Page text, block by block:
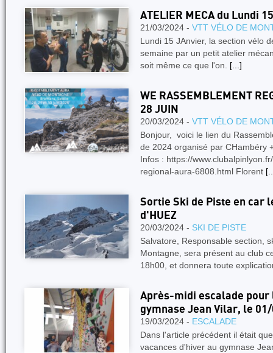
ATELIER MECA du Lundi
21/03/2024 - VTT VÉLO DE
Lundi 15 JAnvier, la section vélo
semaine par un petit atelier
soit même ce que l'on. [...]
WE RASSEMBLEMENT
28 JUIN
20/03/2024 - VTT VÉLO DE
Bonjour, voici le lien du
de 2024 organisé par CHambéry
Infos : https://
regional-aura-6808.html Florent
Sortie Ski de Piste en car
d'HUEZ
20/03/2024 - SKI DE PISTE
Salvatore, Responsable section,
Montagne, sera présent au club
18h00, et donnera toute
Après-midi escalade pour
gymnase Jean Vilar, le
19/03/2024 - ESCALADE
Dans l'article précédent il était
vacances d'hiver au gymnase